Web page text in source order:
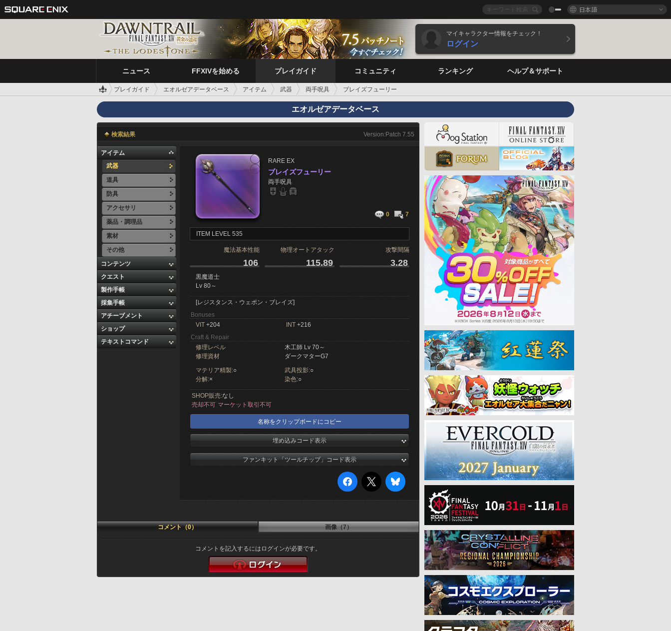
日本語
マイキャラクター情報をチェック！
ログイン
ニュース FFXIVを始める プレイガイド コミュニティ ランキング ヘルプ＆サポート
プレイガイド エオルゼアデータベース アイテム 武器 両手呪具 ブレイズフューリー
エオルゼアデータベース
検索結果 Version:Patch 7.55
アイテム
武器
道具
防具
アクセサリ
薬品・調理品
素材
その他
コンテンツ
クエスト
製作手帳
採集手帳
アチーブメント
ショップ
テキストコマンド
RARE EX
ブレイズフューリー
両手呪具
0 7
ITEM LEVEL 535
魔法基本性能 物理オートアタック 攻撃間隔
106 115.89 3.28
黒魔道士
Lv 80～
[レジスタンス・ウェポン・ブレイズ]
Bonuses
VIT +204 INT +216
Craft & Repair
修理レベル
木工師 Lv 70～
修理資材
ダークマターG7
マテリア精製:○ 武具投影:○
分解:× 染色:○
SHOP販売:なし
売却不可 マーケット取引不可
名称をクリップボードにコピー
埋め込みコード表示
ファンキット「ツールチップ」コード表示
コメント（0） 画像（7）
コメントを記入するにはログインが必要です。